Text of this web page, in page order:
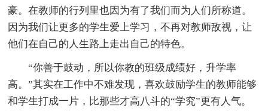
豪。在教师的行列里也因为有了我们而为人们所称道。
因为我们让更多的学生爱上学习，不再对教师敌视，让
他们在自己的人生路上走出自己的特色。
“你善于鼓动，所以你教的班级成绩好，升学率
高。”其实在工作中不难发现，喜欢鼓励学生的教师能够
和学生打成一片，比那些才高八斗的“学究”更有人气。